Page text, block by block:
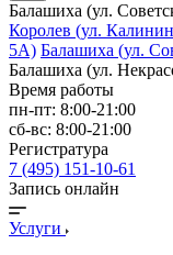
Балашиха (ул.
Королев (ул.
5А) Балашиха (ул.
Балашиха (ул.
Время работы
пн-пт: 8:00-21:00
сб-вс: 8:00-21:00
Регистратура
7 (495) 151-10-61
Запись онлайн
Услуги